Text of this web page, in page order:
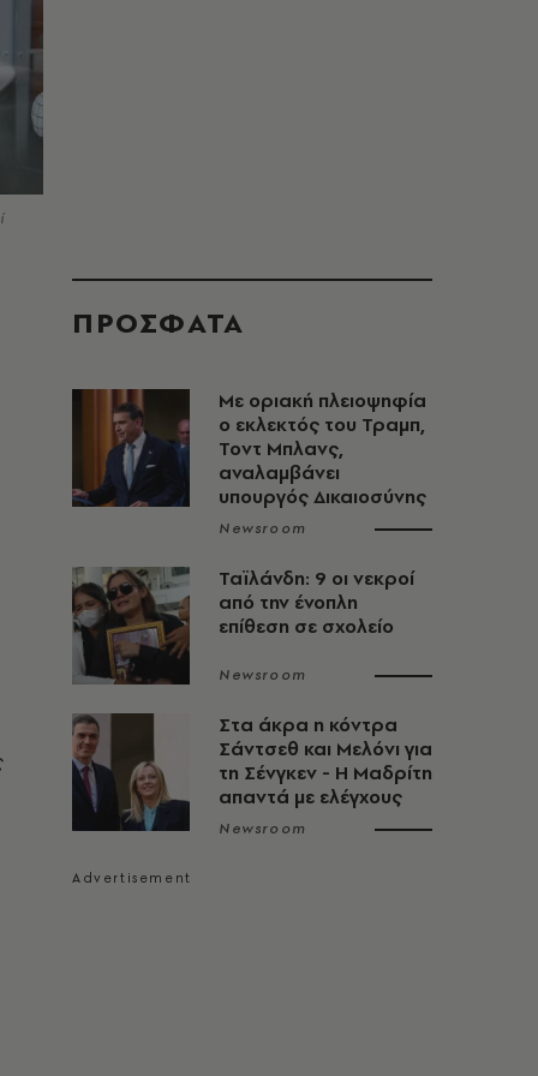
ΠΡΟΣΦΑΤΑ
Με οριακή πλειοψηφία
ο εκλεκτός του Τραμπ,
Τοντ Μπλανς,
αναλαμβάνει
υπουργός Δικαιοσύνης
Newsroom
Ταϊλάνδη: 9 οι νεκροί
από την ένοπλη
επίθεση σε σχολείο
Newsroom
Στα άκρα η κόντρα
Σάντσεθ και Μελόνι για
τη Σένγκεν - Η Μαδρίτη
απαντά με ελέγχους
Newsroom